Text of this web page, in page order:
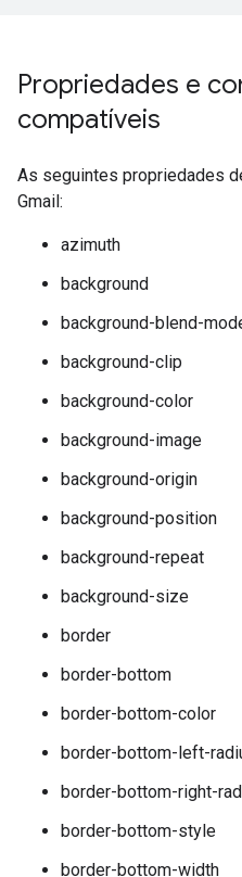
Propriedades e
compatíveis
As seguintes propriedades
Gmail:
azimuth
background
background-blend-
background-clip
background-color
background-image
background-origin
background-position
background-repeat
background-size
border
border-bottom
border-bottom-color
border-bottom-left-
border-bottom-right-
border-bottom-style
border-bottom-width